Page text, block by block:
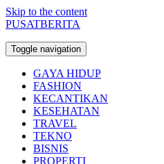
Skip to the content
PUSATBERITA
Toggle navigation
GAYA HIDUP
FASHION
KECANTIKAN
KESEHATAN
TRAVEL
TEKNO
BISNIS
PROPERTI